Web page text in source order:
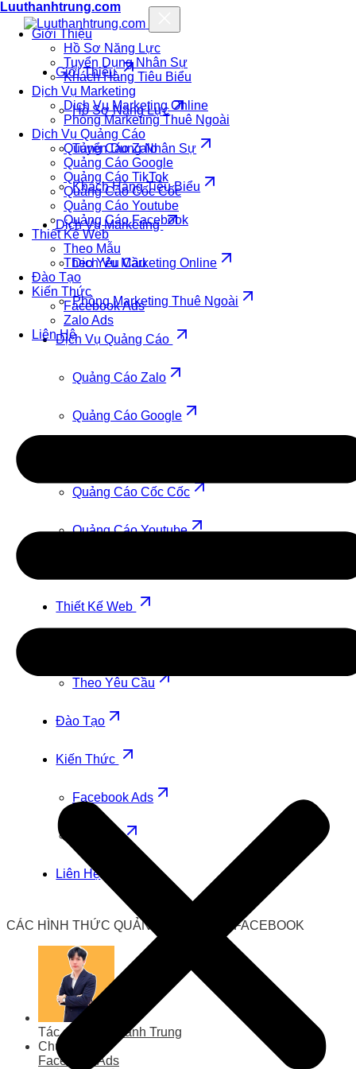
Luuthanhtrung.com
Giới Thiệu
Hồ Sơ Năng Lực
Tuyển Dụng Nhân Sự
Khách Hàng Tiêu Biểu
Dịch Vụ Marketing
Dịch Vụ Marketing Online
Phòng Marketing Thuê Ngoài
Dịch Vụ Quảng Cáo
Quảng Cáo Zalo
Quảng Cáo Google
Quảng Cáo TikTok
Quảng Cáo Cốc Cốc
Quảng Cáo Youtube
Quảng Cáo Facebook
Thiết Kế Web
Theo Mẫu
Theo Yêu Cầu
Đào Tạo
Kiến Thức
Facebook Ads
Zalo Ads
Liên Hệ
Giới Thiệu
Hồ Sơ Năng Lực
Tuyển Dụng Nhân Sự
Khách Hàng Tiêu Biểu
Dịch Vụ Marketing
Dịch Vụ Marketing Online
Phòng Marketing Thuê Ngoài
Dịch Vụ Quảng Cáo
Quảng Cáo Zalo
Quảng Cáo Google
Quảng Cáo Cốc Cốc
Quảng Cáo Youtube
Thiết Kế Web
Theo Yêu Cầu
Đào Tạo
Kiến Thức
Facebook Ads
Zalo Ads
Liên Hệ
CÁC HÌNH THỨC QUẢNG CÁO TRÊN FACEBOOK
Tác giả
Lưu Thành Trung
Chuyên mục
Facebook Ads